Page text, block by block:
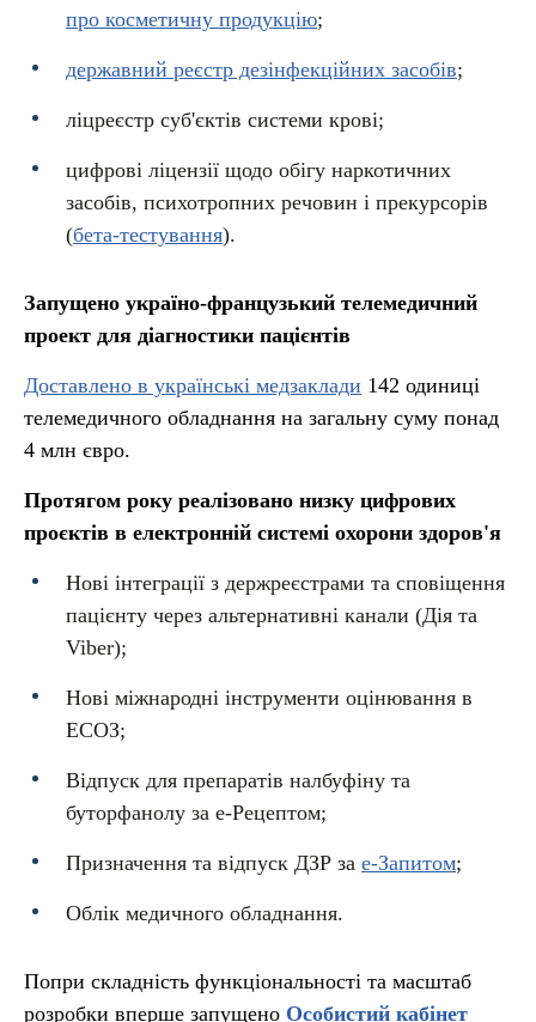
про косметичну продукцію;
державний реєстр дезінфекційних засобів;
ліцреєстр суб'єктів системи крові;
цифрові ліцензії щодо обігу наркотичних
засобів, психотропних речовин і прекурсорів
(бета-тестування).
Запущено україно-французький телемедичний
проект для діагностики пацієнтів
Доставлено в українські медзаклади 142 одиниці
телемедичного обладнання на загальну суму понад
4 млн євро.
Протягом року реалізовано низку цифрових
проєктів в електронній системі охорони здоров'я
Нові інтеграції з держреєстрами та сповіщення
пацієнту через альтернативні канали (Дія та
Viber);
Нові міжнародні інструменти оцінювання в
ЕСОЗ;
Відпуск для препаратів налбуфіну та
буторфанолу за е-Рецептом;
Призначення та відпуск ДЗР за е-Запитом;
Облік медичного обладнання.
Попри складність функціональності та масштаб
розробки вперше запущено Особистий кабінет